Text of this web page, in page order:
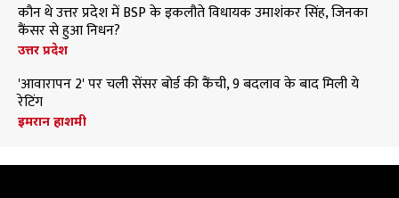
कौन थे उत्तर प्रदेश में BSP के इकलौते विधायक उमाशंकर सिंह, जिनका
कैंसर से हुआ निधन?
उत्तर प्रदेश
'आवारापन 2' पर चली सेंसर बोर्ड की कैंची, 9 बदलाव के बाद मिली ये
रेटिंग
इमरान हाशमी